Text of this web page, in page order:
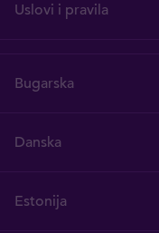
Uslovi i pravila
Bugarska
Danska
Estonija